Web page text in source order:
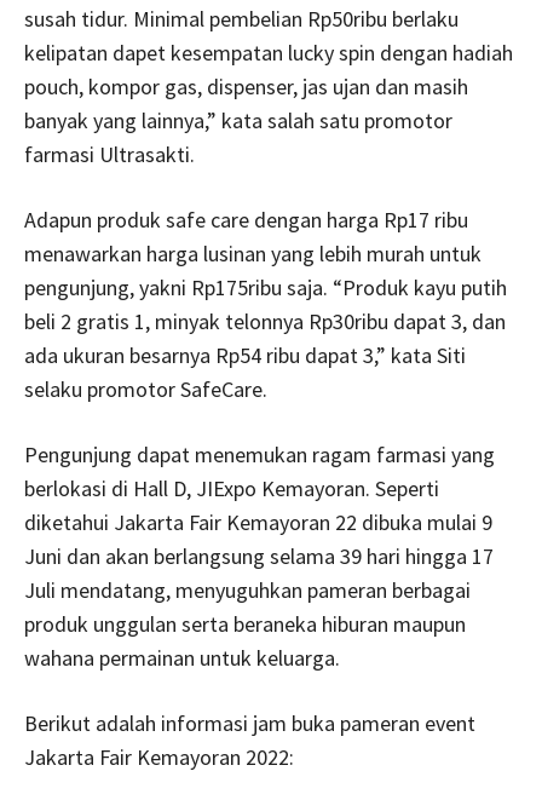
susah tidur. Minimal pembelian Rp50ribu berlaku
kelipatan dapet kesempatan lucky spin dengan hadiah
pouch, kompor gas, dispenser, jas ujan dan masih
banyak yang lainnya,” kata salah satu promotor
farmasi Ultrasakti.
Adapun produk safe care dengan harga Rp17 ribu
menawarkan harga lusinan yang lebih murah untuk
pengunjung, yakni Rp175ribu saja. “Produk kayu putih
beli 2 gratis 1, minyak telonnya Rp30ribu dapat 3, dan
ada ukuran besarnya Rp54 ribu dapat 3,” kata Siti
selaku promotor SafeCare.
Pengunjung dapat menemukan ragam farmasi yang
berlokasi di Hall D, JIExpo Kemayoran. Seperti
diketahui Jakarta Fair Kemayoran 22 dibuka mulai 9
Juni dan akan berlangsung selama 39 hari hingga 17
Juli mendatang, menyuguhkan pameran berbagai
produk unggulan serta beraneka hiburan maupun
wahana permainan untuk keluarga.
Berikut adalah informasi jam buka pameran event
Jakarta Fair Kemayoran 2022: